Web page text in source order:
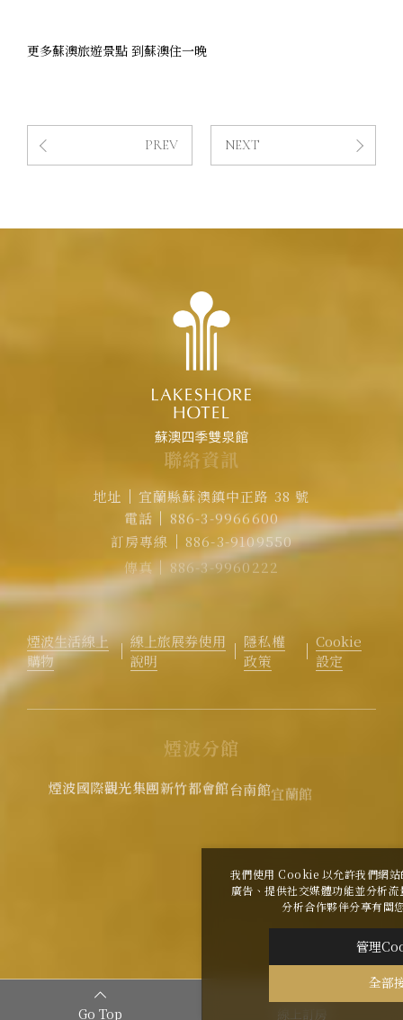
更多蘇澳旅遊景點 到蘇澳住一晚
PREV NEXT
聯絡資訊
地址
宜蘭縣蘇澳鎮中正路 38 號
電話
886-3-9966600
訂房專線
886-3-9109550
傳真
886-3-9960222
EMAIL
rvsa@lakeshore.com.tw
煙波生活線上
購物
線上旅展券使用
說明
隱私權
政策
Cookie
設定
煙波分館
煙波國際觀光集團新竹都會館台南館宜蘭館
Copyright All
Go Top 線上訂房
我們使用 Cookie 以允許我們網
廣告、提供社交媒體功能並分析
分析合作夥伴分享有關
管理
全部